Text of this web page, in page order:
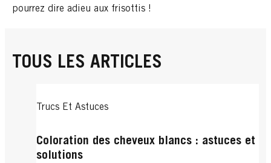
pourrez dire adieu aux frisottis !
TOUS LES ARTICLES
Trucs Et Astuces
Coloration des cheveux blancs : astuces et
solutions